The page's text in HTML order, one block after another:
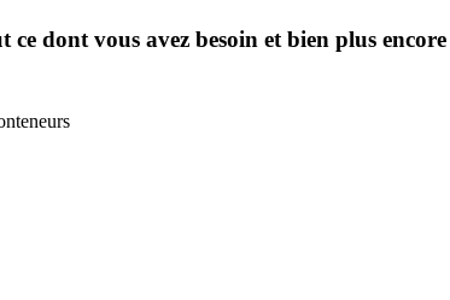
ce dont vous avez besoin et bien plus encore